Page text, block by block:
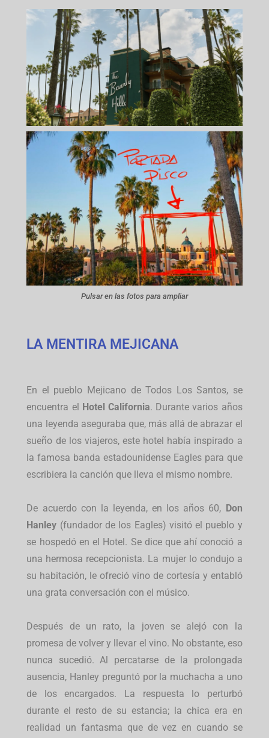
Pulsar en las fotos para ampliar
LA MENTIRA MEJICANA
En el pueblo Mejicano de Todos Los Santos, se
encuentra el Hotel California. Durante varios años
una leyenda aseguraba que, más allá de abrazar el
sueño de los viajeros, este hotel había inspirado a
la famosa banda estadounidense Eagles para que
escribiera la canción que lleva el mismo nombre.
De acuerdo con la leyenda, en los años 60, Don
Hanley (fundador de los Eagles) visitó el pueblo y
se hospedó en el Hotel. Se dice que ahí conoció a
una hermosa recepcionista. La mujer lo condujo a
su habitación, le ofreció vino de cortesía y entabló
una grata conversación con el músico.
Después de un rato, la joven se alejó con la
promesa de volver y llevar el vino. No obstante, eso
nunca sucedió. Al percatarse de la prolongada
ausencia, Hanley preguntó por la muchacha a uno
de los encargados. La respuesta lo perturbó
durante el resto de su estancia; la chica era en
realidad un fantasma que de vez en cuando se